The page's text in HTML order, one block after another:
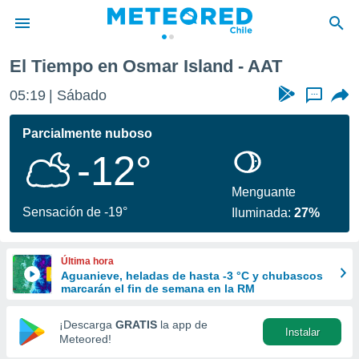
de
por
se
calidad.
a este
las
y
forma
digital
basada
El Tiempo en Osmar Island - AAT
05:19 Sábado ...
Parcialmente nuboso
-12°
Sensación de -19°
Menguante
Iluminada:27%
Última hora
Aguanieve, heladas de hasta -3 °C y chubascos
marcarán el fin de semana en la RM
¡Descarga GRATIS la app de
Meteored!
Instalar